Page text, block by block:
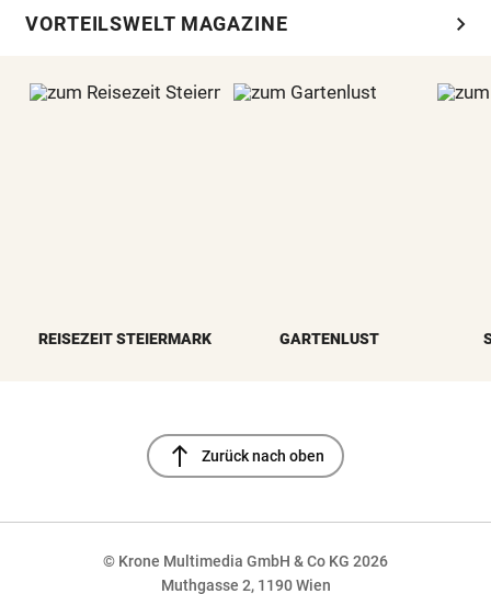
VORTEILSWELT MAGAZINE chevron_right
REISEZEIT STEIERMARK GARTENLUST
north Zurück nach oben
© Krone Multimedia GmbH & Co KG 2026
Muthgasse 2, 1190 Wien